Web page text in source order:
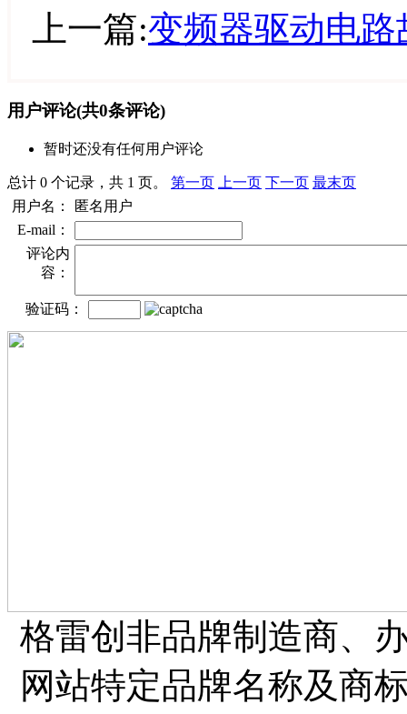
上一篇:变频器驱动电
用户评论(共0条评论)
暂时还没有任何用户评论
总计 0 个记录，共 1 页。 第一页 上一页 下一页 最末页
用户名：
匿名用户
E-mail：
评论内
容：
验证码：
格雷创非品牌制造商、
网站特定品牌名称及商